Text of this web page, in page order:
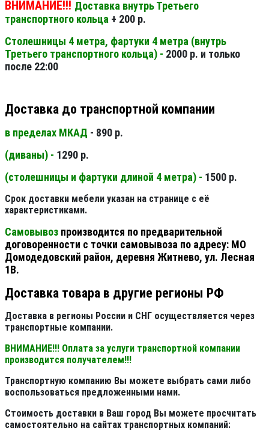
ВНИМАНИЕ!!! Доставка внутрь Третьего
транспортного кольца + 200 р.
Столешницы 4 метра, фартуки 4 метра (внутрь
Третьего транспортного кольца) - 2000 р. и только
после 22:00
Доставка до транспортной компании
в пределах МКАД - 890 р.
(диваны) - 1290 р.
(столешницы и фартуки длиной 4 метра) - 1500 р.
Срок доставки мебели указан на странице с её
характеристиками.
Самовывоз производится по предварительной
договоренности с точки самовывоза по адресу: МО
Домодедовский район, деревня Житнево, ул. Лесная
1В.
Доставка товара в другие регионы РФ
Доставка в регионы России и СНГ осуществляется через
транспортные компании.
ВНИМАНИЕ!!! Оплата за услуги транспортной компании
производится получателем!!!
Транспортную компанию Вы можете выбрать сами либо
воспользоваться предложенными нами.
Стоимость доставки в Ваш город Вы можете просчитать
самостоятельно на сайтах транспортных компаний: